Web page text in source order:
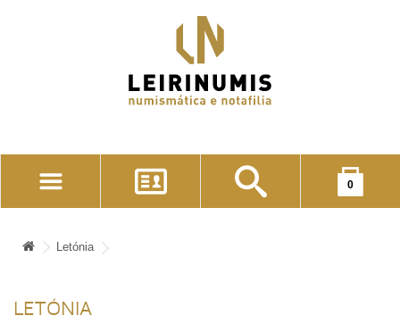
CONTA DE CLIENTE
ENTRAR (LOGIN)
0
Seu carrinho está vazio!
Letónia
LETÓNIA